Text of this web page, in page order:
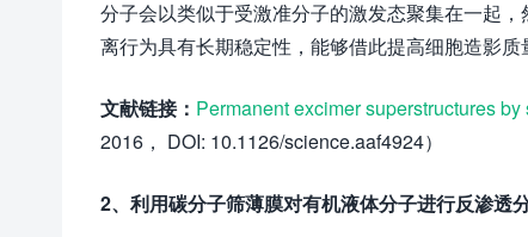
分子会以类似于受激准分子的激发态聚集在一起
离行为具有长期稳定性，能够借此提高细胞造影质
文献链接： Permanent excimer superstructures
2016， DOI: 10.1126/science.aaf4924）
2、利用碳分子筛薄膜对有机液体分子进行反渗透